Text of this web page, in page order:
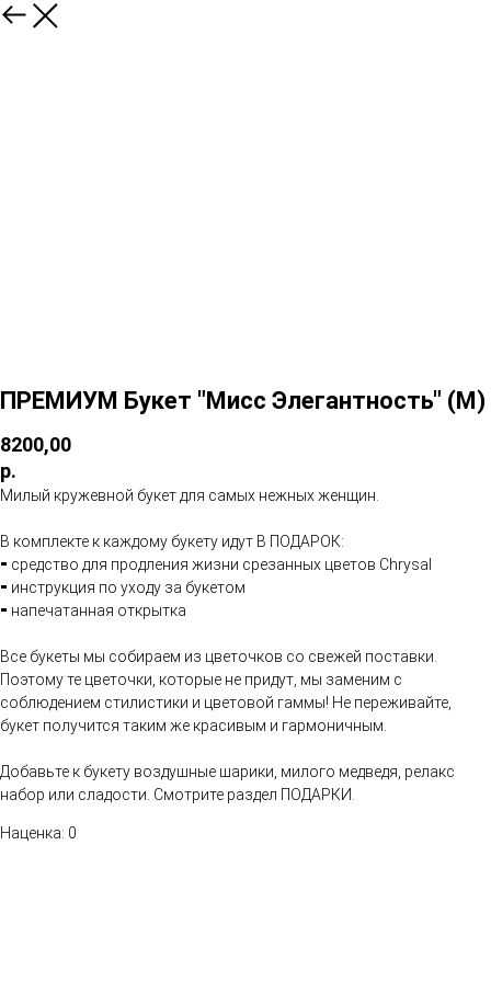
ПРЕМИУМ Букет "Мисс Элегантность" (М)
8200,00
р.
Милый кружевной букет для самых нежных женщин.
В комплекте к каждому букету идут В ПОДАРОК:
⁃ средство для продления жизни срезанных цветов Chrysal
⁃ инструкция по уходу за букетом
⁃ напечатанная открытка
Все букеты мы собираем из цветочков со свежей поставки.
Поэтому те цветочки, которые не придут, мы заменим с
соблюдением стилистики и цветовой гаммы! Не переживайте,
букет получится таким же красивым и гармоничным.
Добавьте к букету воздушные шарики, милого медведя, релакс
набор или сладости. Смотрите раздел ПОДАРКИ.
Наценка: 0